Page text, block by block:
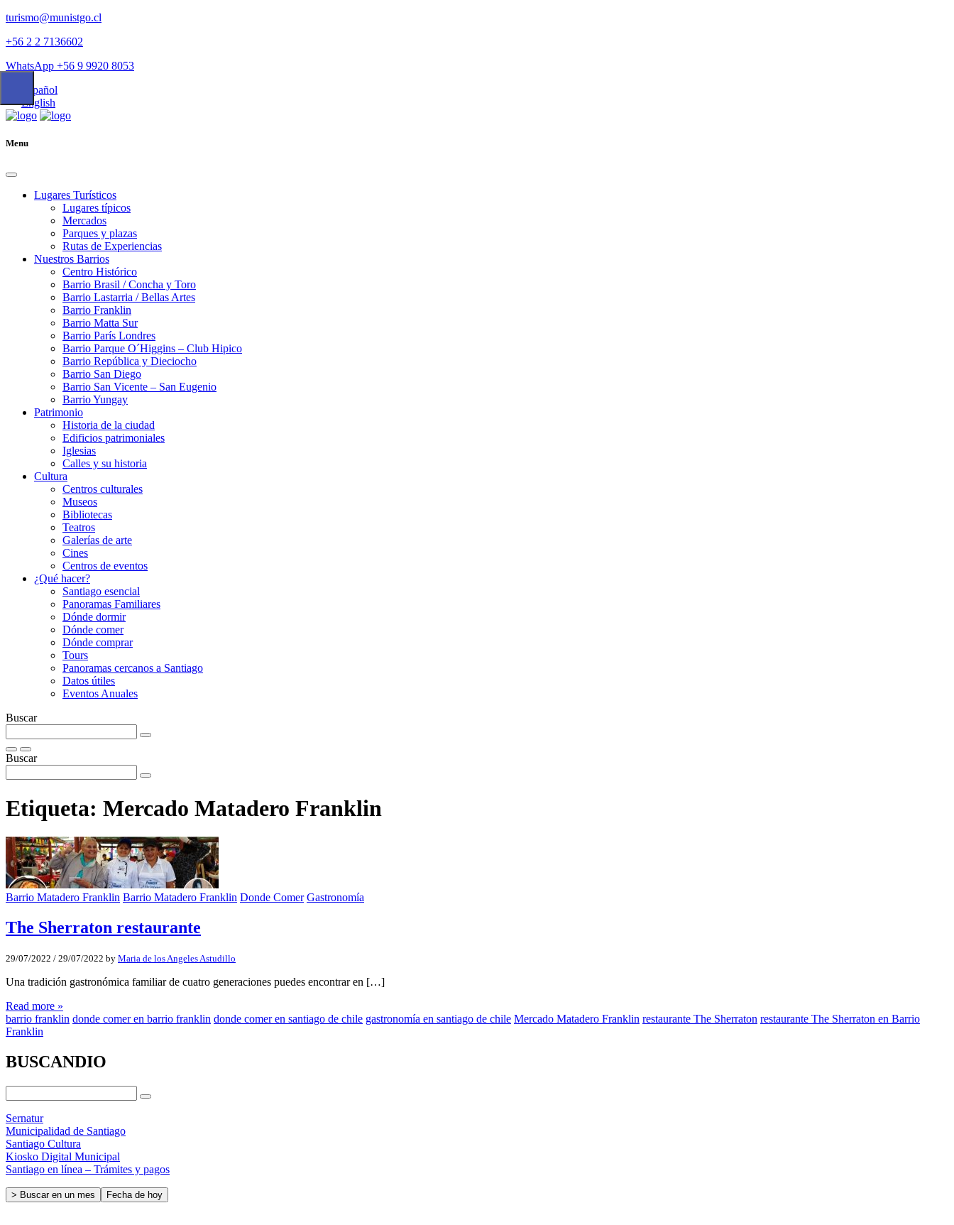
turismo@munistgo.cl
+56 2 2 7136602
WhatsApp +56 9 9920 8053
Español
English
Menu
Lugares Turísticos
Lugares tí­picos
Mercados
Parques y plazas
Rutas de Experiencias
Nuestros Barrios
Centro Histórico
Barrio Brasil / Concha y Toro
Barrio Lastarria / Bellas Artes
Barrio Franklin
Barrio Matta Sur
Barrio Parí­s Londres
Barrio Parque O´Higgins – Club Hipico
Barrio República y Dieciocho
Barrio San Diego
Barrio San Vicente – San Eugenio
Barrio Yungay
Patrimonio
Historia de la ciudad
Edificios patrimoniales
Iglesias
Calles y su historia
Cultura
Centros culturales
Museos
Bibliotecas
Teatros
Galerí­as de arte
Cines
Centros de eventos
¿Qué hacer?
Santiago esencial
Panoramas Familiares
Dónde dormir
Dónde comer
Dónde comprar
Tours
Panoramas cercanos a Santiago
Datos útiles
Eventos Anuales
Buscar
Buscar
Etiqueta: Mercado Matadero Franklin
Barrio Matadero Franklin Barrio Matadero Franklin Donde Comer Gastronomía
The Sherraton restaurante
29/07/2022 / 29/07/2022 by Maria de los Angeles Astudillo
Una tradición gastronómica familiar de cuatro generaciones puedes encontrar en […]
Read more »
barrio franklin donde comer en barrio franklin donde comer en santiago de chile gastronomía en santiago de chile Mercado Matadero Franklin restaurante The Sherraton restaurante The Sherraton en Barrio
Franklin
BUSCANDIO
Sernatur
Municipalidad de Santiago
Santiago Cultura
Kiosko Digital Municipal
Santiago en línea – Trámites y pagos
> Buscar en un mes Fecha de hoy